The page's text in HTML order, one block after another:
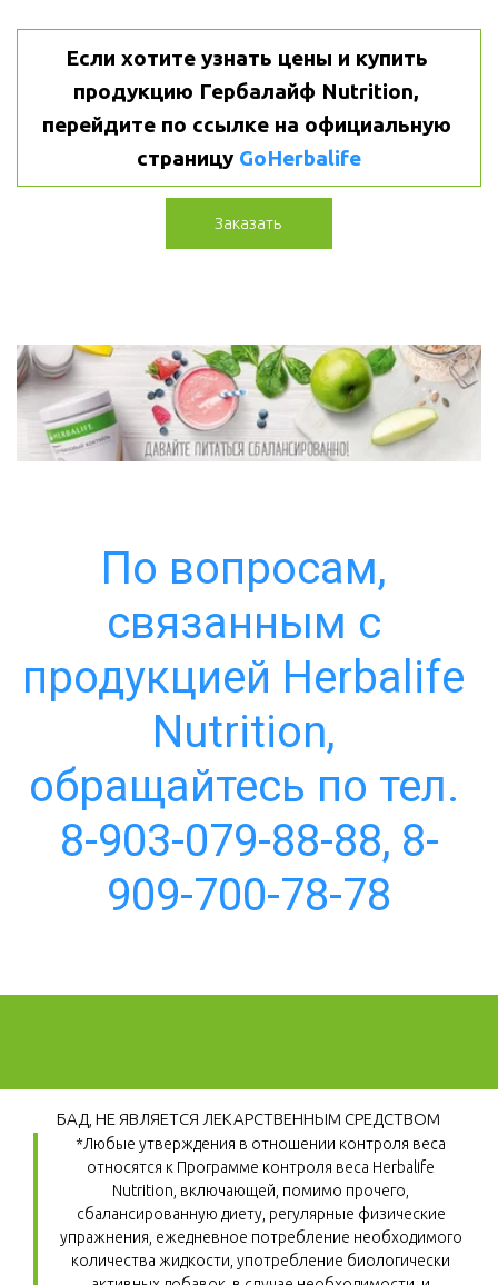
Если хотите узнать цены и купить
продукцию Гербалайф Nutrition,
перейдите по ссылке на официальную
страницу GoHerbalife
Заказать
По вопросам,
связанным с
продукцией Herbalife
Nutrition,
обращайтесь по тел.
8-903-079-88-88, 8-
909-700-78-78
БАД, НЕ ЯВЛЯЕТСЯ ЛЕКАРСТВЕННЫМ СРЕДСТВОМ
*Любые утверждения в отношении контроля веса
относятся к Программе контроля веса Herbalife
Nutrition, включающей, помимо прочего,
сбалансированную диету, регулярные физические
упражнения, ежедневное потребление необходимого
количества жидкости, употребление биологически